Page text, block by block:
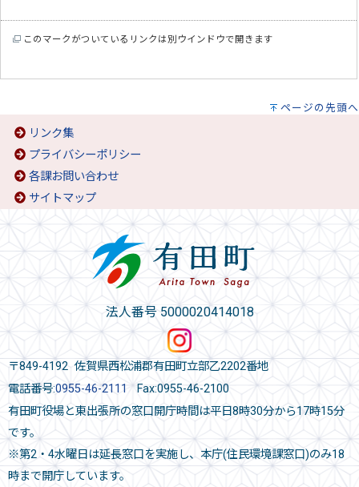
このマークがついているリンクは別ウインドウで開きます
ページの先頭へ
リンク集
プライバシーポリシー
各課お問い合わせ
サイトマップ
法人番号 5000020414018
〒849-4192 佐賀県西松浦郡有田町立部乙2202番地
電話番号:0955-46-2111 Fax:0955-46-2100
有田町役場と東出張所の窓口開庁時間は平日8時30分から17時15分
です。
※第2・4水曜日は延長窓口を実施し、本庁(住民環境課窓口)のみ18
時まで開庁しています。